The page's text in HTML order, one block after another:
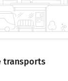
transports